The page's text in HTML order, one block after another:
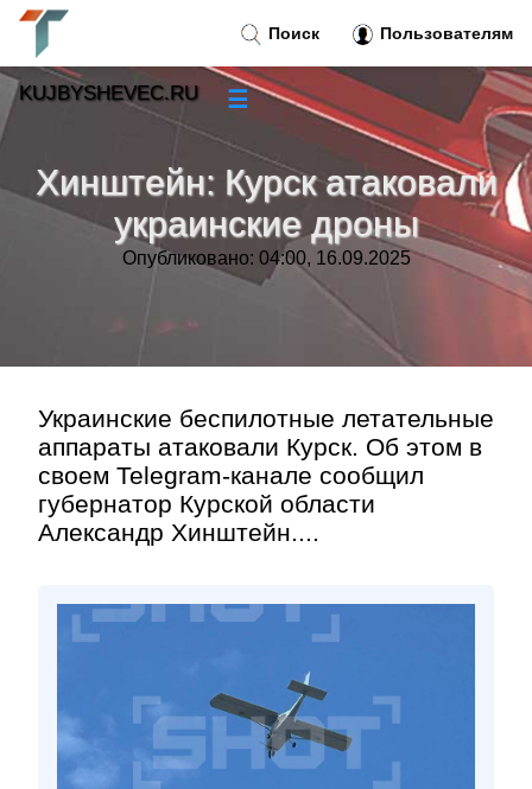
Хинштейн: Курск атаковали
украинские дроны
Опубликовано: 04:00, 16.09.2025
Украинские беспилотные летательные
аппараты атаковали Курск. Об этом в
своем Telegram-канале сообщил
губернатор Курской области
Александр Хинштейн....
Поиск Пользователям
KUJBYSHEVEC.RU ☰
»
Тренды новостей»
»
Контакт »